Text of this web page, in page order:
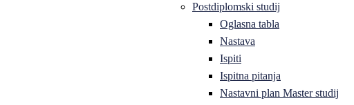
Postdiplomski studij
Oglasna tabla
Nastava
Ispiti
Ispitna pitanja
Nastavni plan Master studij